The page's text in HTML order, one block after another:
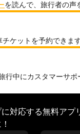
を読んで、旅行者の声
ケットを予約できます
行中にカスタマーサポ
対応する無料ア